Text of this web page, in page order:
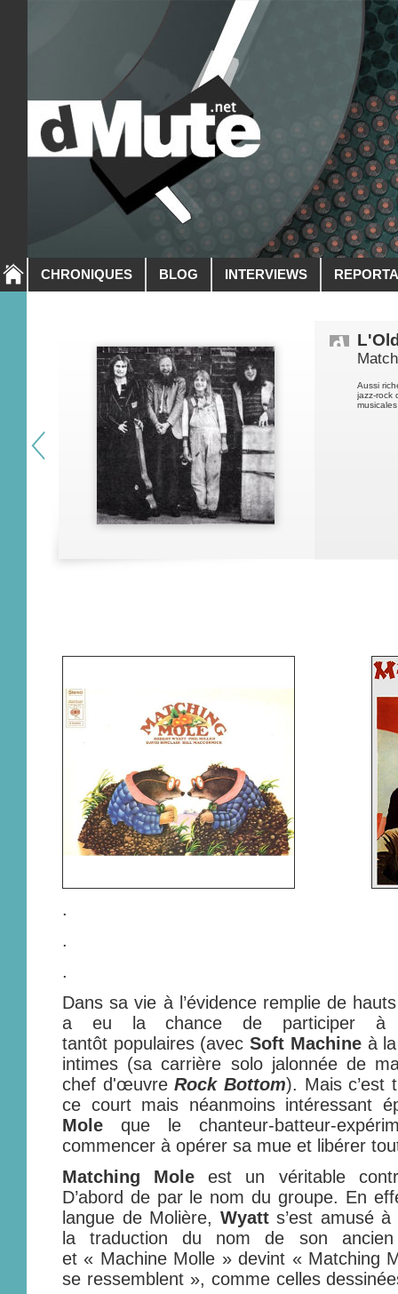
CHRONIQUES BLOG INTERVIEWS
Aussi
jazz-rock
.
.
.
Dans sa vie à l’évidence remplie de
a eu la chance de participer à
tantôt populaires (avecSoft Machine à
intimes (sa carrière solo jalonnée de
chef d'œuvreRock Bottom). Mais c’est
ce court mais néanmoins intéressant
Mole que le chanteur-batteur-
commencer à opérer sa mue et libérer
Matching Mole est un véritable
D’abord de par le nom du groupe. En
langue de Molière, Wyatt s’est amusé
la traduction du nom de son
et « Machine Molle » devint « Matching
se ressemblent », comme celles